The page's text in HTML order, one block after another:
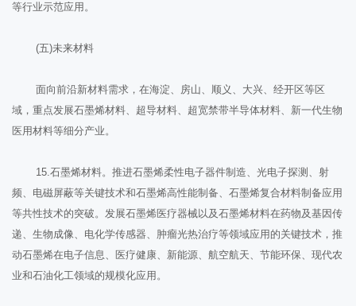
等行业示范应用。
(五)未来材料
面向前沿新材料需求，在海淀、房山、顺义、大兴、经开区等区
域，重点发展石墨烯材料、超导材料、超宽禁带半导体材料、新一代生物
医用材料等细分产业。
15.石墨烯材料。推进石墨烯柔性电子器件制造、光电子探测、射
频、电磁屏蔽等关键技术和石墨烯高性能制备、石墨烯复合材料制备应用
等共性技术的突破。发展石墨烯医疗器械以及石墨烯材料在药物及基因传
递、生物成像、电化学传感器、肿瘤光热治疗等领域应用的关键技术，推
动石墨烯在电子信息、医疗健康、新能源、航空航天、节能环保、现代农
业和石油化工领域的规模化应用。